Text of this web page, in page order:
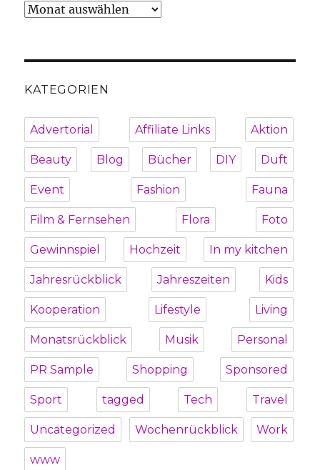
Archiv
KATEGORIEN
Advertorial Affiliate Links Aktion
Beauty Blog Bücher DIY Duft
Event Fashion Fauna
Film & Fernsehen Flora Foto
Gewinnspiel Hochzeit In my kitchen
Jahresrückblick Jahreszeiten Kids
Kooperation Lifestyle Living
Monatsrückblick Musik Personal
PR Sample Shopping Sponsored
Sport tagged Tech Travel
Uncategorized Wochenrückblick Work
www